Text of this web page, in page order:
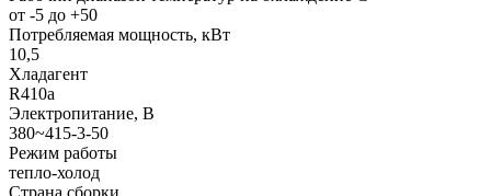
от -5 до +50
Потребляемая мощность, кВт
10,5
Хладагент
R410a
Электропитание, В
380~415-3-50
Режим работы
тепло-холод
Страна сборки